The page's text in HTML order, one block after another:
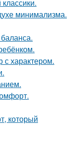
минимализма.
с характером.
который